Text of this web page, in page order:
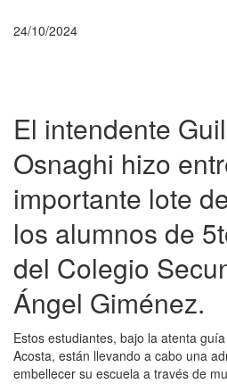
24/10/2024
El intendente
Osnaghi hizo
importante lote
los alumnos de
del Colegio
Ángel Giménez.
Estos estudiantes, bajo la atenta
Acosta, están llevando a cabo una
embellecer su escuela a través de